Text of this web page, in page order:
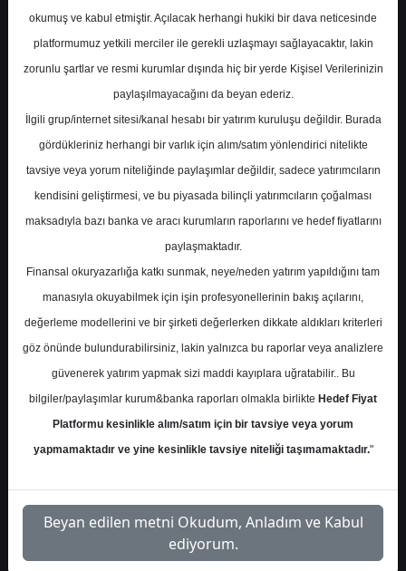
Pazartesi, 02 Şubat 2026
En Yüksek Tahmin 52,79 ₺
Ortalama Fiyat Tahmini 44,42 ₺
Ortalama Getiri Potansiyeli %44.50
Kurum Sayısı
11
Al
6
End.
Get.
1
Endeks
1
Endeks
3
Pazartesi, 02 Şubat 2026
okumuş ve kabul etmiştir. Açılacak herhangi hukiki bir dava neticesinde
platformumuz yetkili merciler ile gerekli uzlaşmayı sağlayacaktır, lakin
zorunlu şartlar ve resmi kurumlar dışında hiç bir yerde Kişisel Verilerinizin
paylaşılmayacağını da beyan ederiz.
İlgili grup/internet sitesi/kanal hesabı bir yatırım kuruluşu değildir. Burada
gördükleriniz herhangi bir varlık için alım/satım yönlendirici nitelikte
tavsiye veya yorum niteliğinde paylaşımlar değildir, sadece yatırımcıların
kendisini geliştirmesi, ve bu piyasada bilinçli yatırımcıların çoğalması
maksadıyla bazı banka ve aracı kurumların raporlarını ve hedef fiyatlarını
paylaşmaktadır.
Finansal okuryazarlığa katkı sunmak, neye/neden yatırım yapıldığını tam
manasıyla okuyabilmek için işin profesyonellerinin bakış açılarını,
değerleme modellerini ve bir şirketi değerlerken dikkate aldıkları kriterleri
göz önünde bulundurabilirsiniz, lakin yalnızca bu raporlar veya analizlere
güvenerek yatırım yapmak sizi maddi kayıplara uğratabilir.. Bu
bilgiler/paylaşımlar kurum&banka raporları olmakla birlikte Hedef Fiyat
Platformu kesinlikle alım/satım için bir tavsiye veya yorum
yapmamaktadır ve yine kesinlikle tavsiye niteliği taşımamaktadır."
Beyan edilen metni Okudum, Anladım ve Kabul
ediyorum.